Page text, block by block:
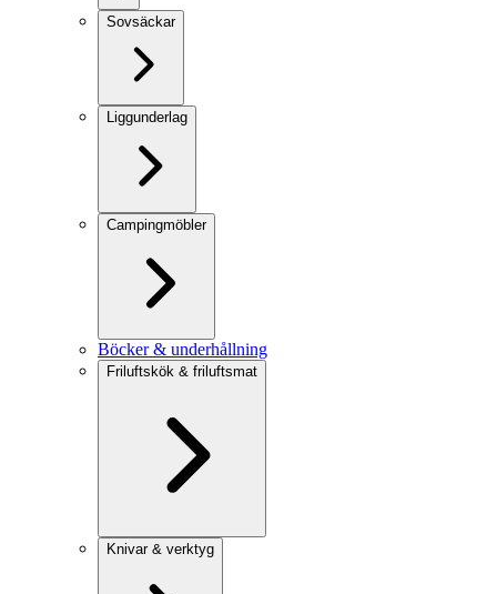
Sovsäckar
Liggunderlag
Campingmöbler
Böcker & underhållning
Friluftskök & friluftsmat
Knivar & verktyg